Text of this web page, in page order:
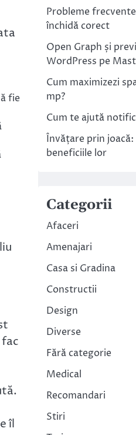
fie
îl
Probleme
închidă corect
Open Graph și
WordPress pe
Cum maximizezi
mp?
Cum te ajută
Învățare prin
beneficiile lor
Categorii
Afaceri
Amenajari
Casa si Gradina
Constructii
Design
Diverse
Fără categorie
Medical
Recomandari
Stiri